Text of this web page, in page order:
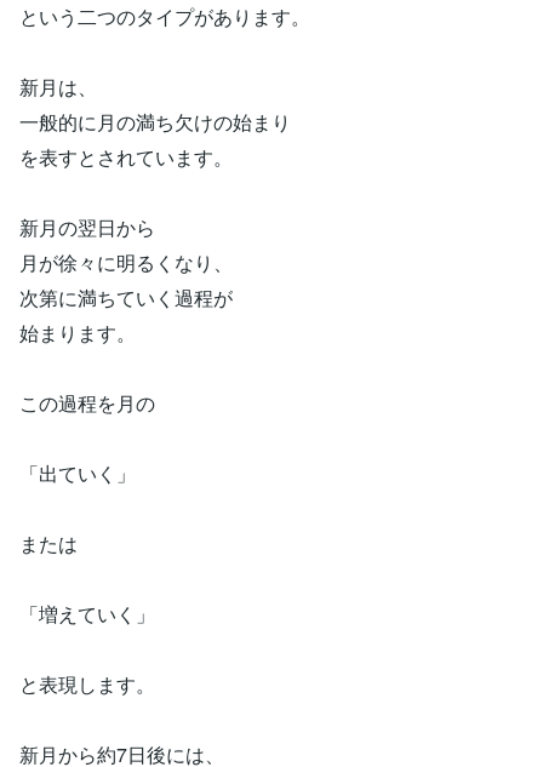
という二つのタイプがあります。
新月は、
一般的に月の満ち欠けの始まり
を表すとされています。
新月の翌日から
月が徐々に明るくなり、
次第に満ちていく過程が
始まります。
この過程を月の
「出ていく」
または
「増えていく」
と表現します。
新月から約7日後には、